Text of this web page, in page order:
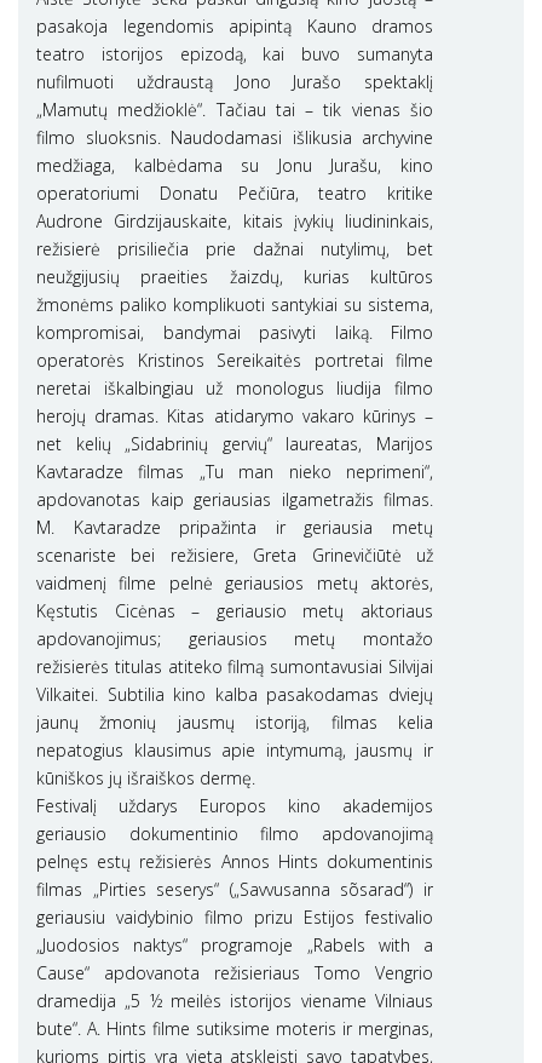
pasakoja legendomis apipintą Kauno dramos
teatro istorijos epizodą, kai buvo sumanyta
nufilmuoti uždraustą Jono Jurašo spektaklį
„Mamutų medžioklė“. Tačiau tai – tik vienas šio
filmo sluoksnis. Naudodamasi išlikusia archyvine
medžiaga, kalbėdama su Jonu Jurašu, kino
operatoriumi Donatu Pečiūra, teatro kritike
Audrone Girdzijauskaite, kitais įvykių liudininkais,
režisierė prisiliečia prie dažnai nutylimų, bet
neužgijusių praeities žaizdų, kurias kultūros
žmonėms paliko komplikuoti santykiai su sistema,
kompromisai, bandymai pasivyti laiką. Filmo
operatorės Kristinos Sereikaitės portretai filme
neretai iškalbingiau už monologus liudija filmo
herojų dramas. Kitas atidarymo vakaro kūrinys –
net kelių „Sidabrinių gervių“ laureatas, Marijos
Kavtaradze filmas „Tu man nieko neprimeni“,
apdovanotas kaip geriausias ilgametražis filmas.
M. Kavtaradze pripažinta ir geriausia metų
scenariste bei režisiere, Greta Grinevičiūtė už
vaidmenį filme pelnė geriausios metų aktorės,
Kęstutis Cicėnas – geriausio metų aktoriaus
apdovanojimus; geriausios metų montažo
režisierės titulas atiteko filmą sumontavusiai Silvijai
Vilkaitei. Subtilia kino kalba pasakodamas dviejų
jaunų žmonių jausmų istoriją, filmas kelia
nepatogius klausimus apie intymumą, jausmų ir
kūniškos jų išraiškos dermę.
Festivalį uždarys Europos kino akademijos
geriausio dokumentinio filmo apdovanojimą
pelnęs estų režisierės Annos Hints dokumentinis
filmas „Pirties seserys“ („Savvusanna sõsarad“) ir
geriausiu vaidybinio filmo prizu Estijos festivalio
„Juodosios naktys“ programoje „Rabels with a
Cause“ apdovanota režisieriaus Tomo Vengrio
dramedija „5 ½ meilės istorijos viename Vilniaus
bute“. A. Hints filme sutiksime moteris ir merginas,
kurioms pirtis yra vieta atskleisti savo tapatybes,